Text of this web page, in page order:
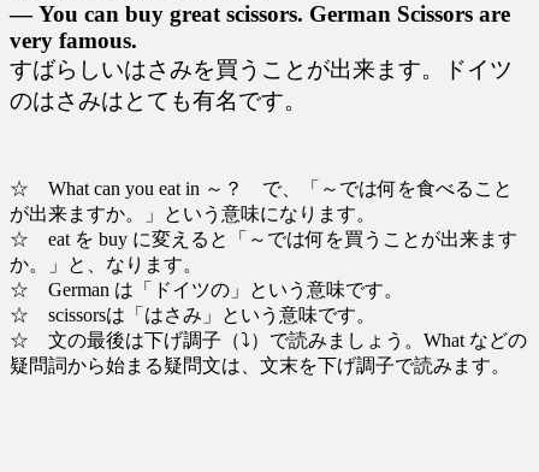
― You can buy great scissors. German Scissors are
very famous.
すばらしいはさみを買うことが出来ます。ドイツ
のはさみはとても有名です。
☆ What can you eat in ～？ で、「～では何を食べること
が出来ますか。」という意味になります。
☆ eat を buy に変えると「～では何を買うことが出来ます
か。」と、なります。
☆ German は「ドイツの」という意味です。
☆ scissorsは「はさみ」という意味です。
☆ 文の最後は下げ調子（⤵）で読みましょう。What などの
疑問詞から始まる疑問文は、文末を下げ調子で読みます。